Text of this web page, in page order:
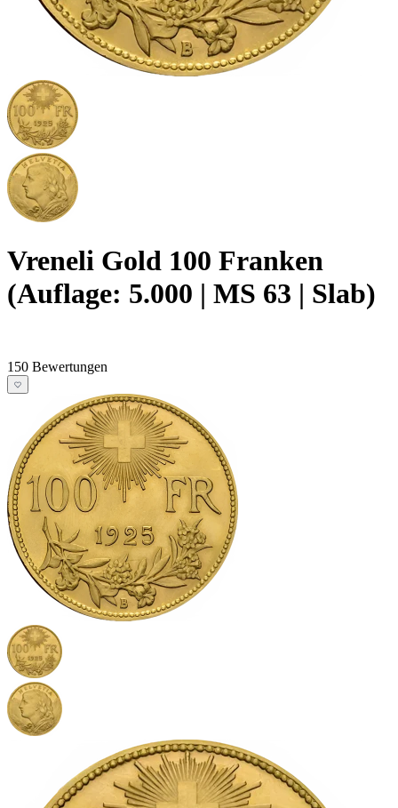
Vreneli Gold 100 Franken
(Auflage: 5.000 | MS 63 | Slab)
150 Bewertungen